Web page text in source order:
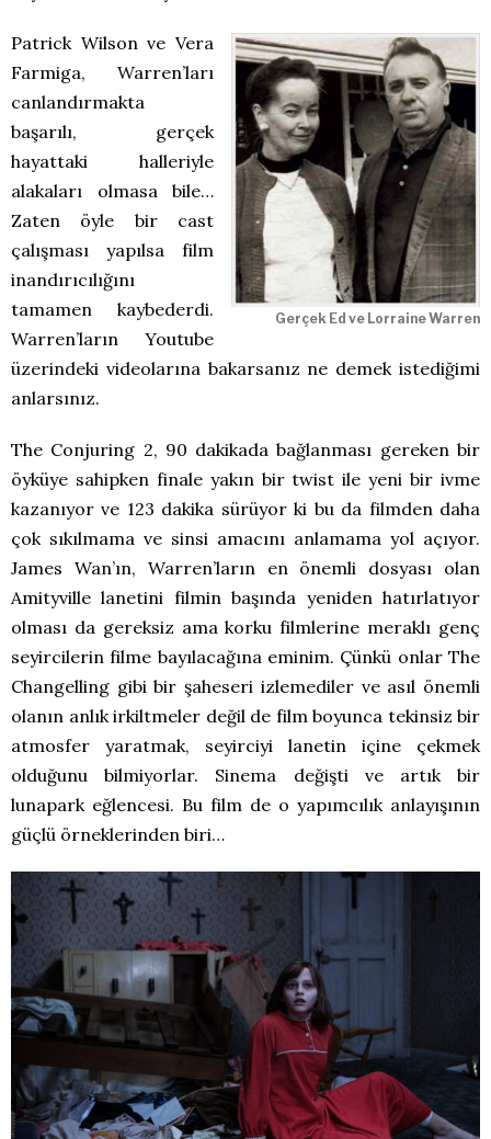
Gerçek Ed ve Lorraine Warren
Patrick Wilson ve Vera
Farmiga, Warren’ları
canlandırmakta
başarılı, gerçek
hayattaki halleriyle
alakaları olmasa bile…
Zaten öyle bir cast
çalışması yapılsa film
inandırıcılığını
tamamen kaybederdi.
Warren’ların Youtube
üzerindeki videolarına bakarsanız ne demek istediğimi
anlarsınız.
The Conjuring 2, 90 dakikada bağlanması gereken bir
öyküye sahipken finale yakın bir twist ile yeni bir ivme
kazanıyor ve 123 dakika sürüyor ki bu da filmden daha
çok sıkılmama ve sinsi amacını anlamama yol açıyor.
James Wan’ın, Warren’ların en önemli dosyası olan
Amityville lanetini filmin başında yeniden hatırlatıyor
olması da gereksiz ama korku filmlerine meraklı genç
seyircilerin filme bayılacağına eminim. Çünkü onlar The
Changelling gibi bir şaheseri izlemediler ve asıl önemli
olanın anlık irkiltmeler değil de film boyunca tekinsiz bir
atmosfer yaratmak, seyirciyi lanetin içine çekmek
olduğunu bilmiyorlar. Sinema değişti ve artık bir
lunapark eğlencesi. Bu film de o yapımcılık anlayışının
güçlü örneklerinden biri…